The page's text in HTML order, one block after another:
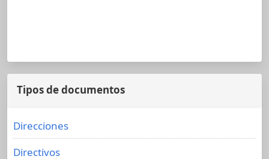
Tipos de documentos
Direcciones
Directivos